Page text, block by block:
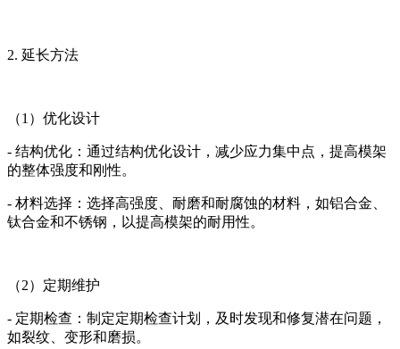
2. 延长方法
（1）优化设计
- 结构优化：通过结构优化设计，减少应力集中点，提高模架
的整体强度和刚性。
- 材料选择：选择高强度、耐磨和耐腐蚀的材料，如铝合金、
钛合金和不锈钢，以提高模架的耐用性。
（2）定期维护
- 定期检查：制定定期检查计划，及时发现和修复潜在问题，
如裂纹、变形和磨损。